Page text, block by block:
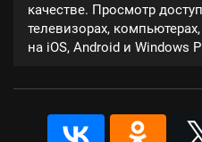
качестве. Просмотр
телевизорах,
на iOS, Android и Windows